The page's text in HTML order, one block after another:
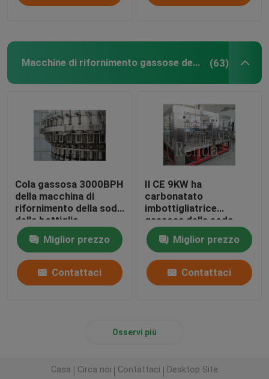
Macchine di rifornimento gassose della bevanda (63)
Cola gassosa 3000BPH
della macchina di
rifornimento della soda
della bottiglia
dell'ANIMALE
DOMESTICO della
macchina di
rifornimento della
bevanda di imballaggio
Miglior prezzo
Contattaci
Il CE 9KW ha
carbonatato
imbottigliatrice
gassosa della soda
della macchina di
rifornimento della
bevanda la piccola
8000BPH|10000BPH
Miglior prezzo
Contattaci
Osservi più
Casa Circa noi Contattaci Desktop Site